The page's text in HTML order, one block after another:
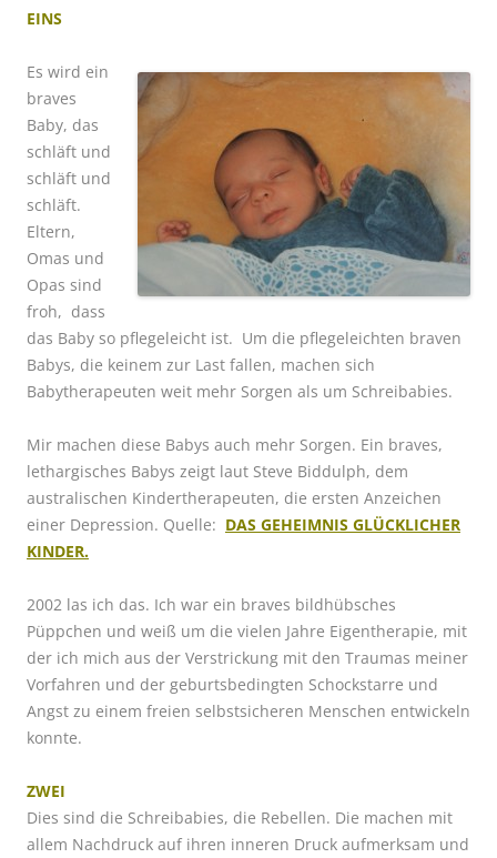
EINS
Es wird ein
braves
Baby, das
schläft und
schläft und
schläft.
Eltern,
Omas und
Opas sind
froh, dass
das Baby so pflegeleicht ist. Um die pflegeleichten braven
Babys, die keinem zur Last fallen, machen sich
Babytherapeuten weit mehr Sorgen als um Schreibabies.
Mir machen diese Babys auch mehr Sorgen. Ein braves,
lethargisches Babys zeigt laut Steve Biddulph, dem
australischen Kindertherapeuten, die ersten Anzeichen
einer Depression. Quelle: DAS GEHEIMNIS GLÜCKLICHER
KINDER.
2002 las ich das. Ich war ein braves bildhübsches
Püppchen und weiß um die vielen Jahre Eigentherapie, mit
der ich mich aus der Verstrickung mit den Traumas meiner
Vorfahren und der geburtsbedingten Schockstarre und
Angst zu einem freien selbstsicheren Menschen entwickeln
konnte.
ZWEI
Dies sind die Schreibabies, die Rebellen. Die machen mit
allem Nachdruck auf ihren inneren Druck aufmerksam und